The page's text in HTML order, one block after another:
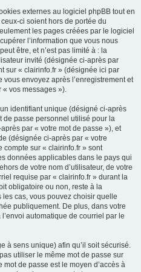
externes au logiciel phpBB tout en
ci soient hors de portée du
les pages créées par le logiciel
l’information que vous nous
être, et n’est pas limité à : la
invité (désignée ci-après par
sur « clairinfo.fr » (désignée ici par
envoyez après l’enregistrement et
« vos messages »).
identifiant unique (désigné ci-après
de passe personnel utilisé pour la
par « votre mot de passe »), et
(désignée ci-après par « votre
compte sur « clairinfo.fr » sont
données applicables dans le pays qui
de votre nom d’utilisateur, de votre
requise par « clairinfo.fr » durant la
obligatoire ou non, reste à la
cas, vous pouvez choisir quelle
publiquement. De plus, dans votre
automatique de courriel par le
à sens unique) afin qu’il soit sécurisé.
utiliser le même mot de passe sur
de passe est le moyen d’accès à